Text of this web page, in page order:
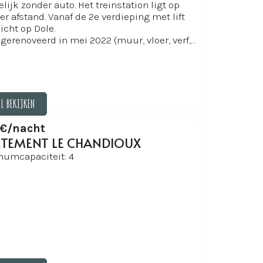
zonder auto. Het treinstation ligt op
afstand. Vanaf de 2e verdieping met lift
op Dole.
in mei 2022 (muur, vloer, verf,
is voorzien van al het benodigde
. Alles staat klaar om u te
handdoeken, theedoek, sponzen,
BEKIJKEN
BEKIJKEN
nacht
LE CHANDIOUX
4